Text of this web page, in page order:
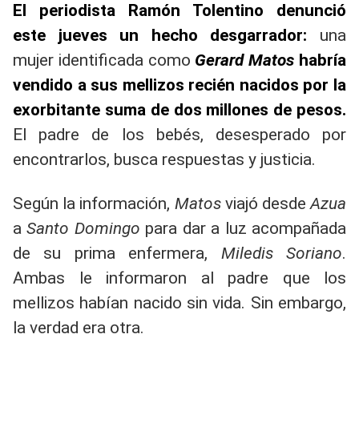
El periodista Ramón Tolentino denunció
este jueves un hecho desgarrador: una
mujer identificada como Gerard Matos habría
vendido a sus mellizos recién nacidos por la
exorbitante suma de dos millones de pesos.
El padre de los bebés, desesperado por
encontrarlos, busca respuestas y justicia.
Según la información, Matosviajó desdeAzua
a Santo Domingo para dar a luz acompañada
de su prima enfermera, Miledis Soriano.
Ambas le informaron al padre que los
mellizos habían nacido sin vida. Sin embargo,
la verdad era otra.